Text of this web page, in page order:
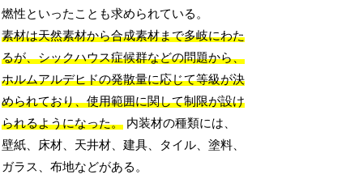
燃性といったことも求められている。
素材は天然素材から合成素材まで多岐にわた
るが、シックハウス症候群などの問題から、
ホルムアルデヒドの発散量に応じて等級が決
められており、使用範囲に関して制限が設け
られるようになった。 内装材の種類には、
壁紙、床材、天井材、建具、タイル、塗料、
ガラス、布地などがある。